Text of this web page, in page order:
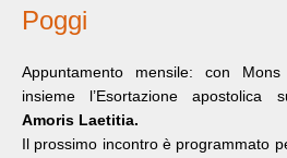
Poggi
Appuntamento mensile: con
insieme l’Esortazione apostolica
Amoris Laetitia.
Il prossimo incontro è programmato